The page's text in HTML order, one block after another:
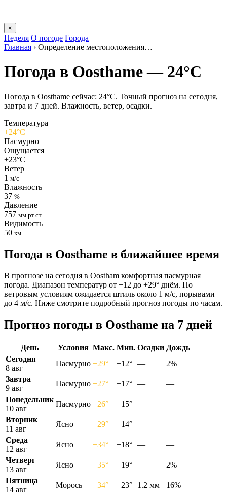
×
Неделя О погоде Города
Главная › Определение местоположения…
Погода в Oosthamе — 24°C
Погода в Oosthamе сейчас: 24°C. Точный прогноз на сегодня,
завтра и 7 дней. Влажность, ветер, осадки.
Температура
+24°C
Пасмурно
Ощущается
+23°C
Ветер
1 м/с
Влажность
37 %
Давление
757 мм рт.ст.
Видимость
50 км
Погода в Oosthamе в ближайшее время
В прогнозе на сегодня в Oostham комфортная пасмурная
погода. Диапазон температур от +12 до +29° днём. По
ветровым условиям ожидается штиль около 1 м/с, порывами
до 4 м/с. Ниже смотрите подробный прогноз погоды по часам.
Прогноз погоды в Oosthamе на 7 дней
День Условия Макс. Мин. Осадки Дождь
Сегодня
8 авг
Пасмурно +29° +12° —
2%
Завтра
9 авг
Пасмурно +27° +17° —
—
Понедельник
10 авг
Пасмурно +26° +15° —
—
Вторник
11 авг
Ясно +29° +14° —
—
Среда
12 авг
Ясно +34° +18° —
—
Четверг
13 авг
Ясно +35° +19° —
2%
Пятница
14 авг
Морось +34° +23° 1.2 мм 16%